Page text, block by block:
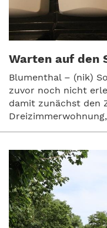
Warten auf den
Blumenthal – (nik)
zuvor noch nicht
damit zunächst den